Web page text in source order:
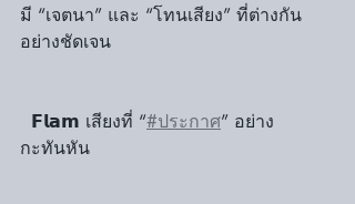
มี “เจตนา” และ “โทนเสียง” ที่ต่างกัน
อย่างชัดเจน
𝗙𝗹𝗮𝗺 เสียงที่ “#ประกาศ” อย่าง
กะทันหัน